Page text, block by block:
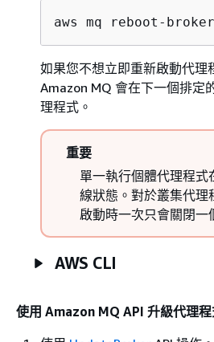
aws mq reboot-
如果您不想立即重新啟動代理
Amazon MQ 會在下一個排定
理程式。
重要
單一執行個體代理程
線狀態。對於叢集代理
啟動時一次只會關閉一
AWS CLI
使用 Amazon MQ API 升級代理